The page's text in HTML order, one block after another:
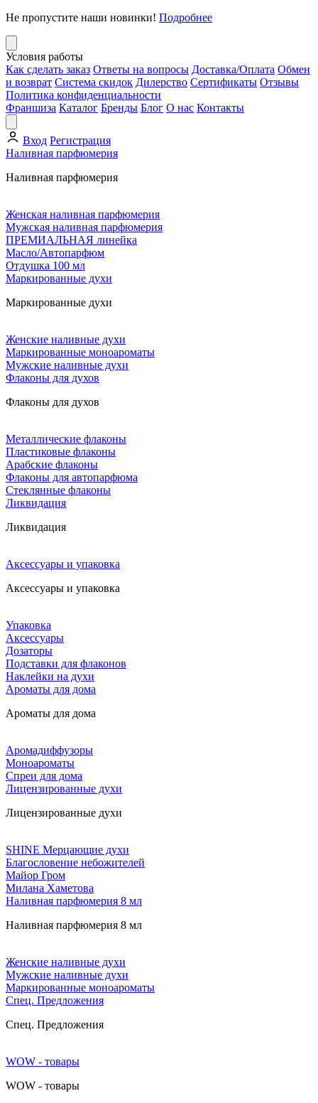
Не пропустите наши новинки! Подробнее
Условия работы
Как сделать заказ Ответы на вопросы Доставка/Оплата Обмен
и возврат Система скидок Дилерство Сертификаты Отзывы
Политика конфиденциальности
Франшиза Каталог Бренды Блог О нас Контакты
Вход Регистрация
Наливная парфюмерия
Наливная парфюмерия
Женская наливная парфюмерия
Мужская наливная парфюмерия
ПРЕМИАЛЬНАЯ линейка
Масло/Автопарфюм
Отдушка 100 мл
Маркированные духи
Маркированные духи
Женские наливные духи
Маркированные моноароматы
Мужские наливные духи
Флаконы для духов
Флаконы для духов
Металлические флаконы
Пластиковые флаконы
Арабские флаконы
Флаконы для автопарфюма
Стеклянные флаконы
Ликвидация
Ликвидация
Аксессуары и упаковка
Аксессуары и упаковка
Упаковка
Аксессуары
Дозаторы
Подставки для флаконов
Наклейки на духи
Ароматы для дома
Ароматы для дома
Аромадиффузоры
Моноароматы
Спреи для дома
Лицензированные духи
Лицензированные духи
SHINE Мерцающие духи
Благословение небожителей
Майор Гром
Милана Хаметова
Наливная парфюмерия 8 мл
Наливная парфюмерия 8 мл
Женские наливные духи
Мужские наливные духи
Маркированные моноароматы
Cпец. Предложения
Cпец. Предложения
WOW - товары
WOW - товары